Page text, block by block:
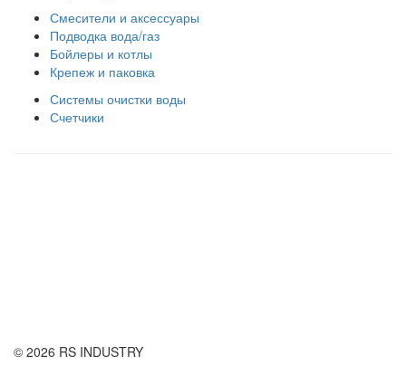
Смесители и аксессуары
Подводка вода/газ
Бойлеры и котлы
Крепеж и паковка
Системы очистки воды
Счетчики
© 2026 RS INDUSTRY